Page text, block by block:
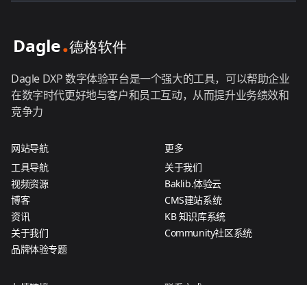
Dagle DXP 数字体验平台是一个强大的工具，可以帮助企业
在数字时代更好地与客户和员工互动，从而提升业务绩效和
竞争力
网站导航
工具导航
视频资源
博客
资讯
关于我们
品牌体验专题
更多
关于我们
Baklib.体验云
CMS建站系统
KB 知识库系统
Community社区系统